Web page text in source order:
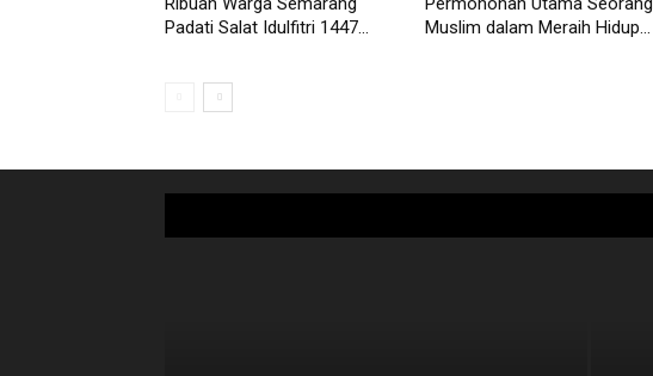
Padati Salat Idulfitri 1447...
Muslim dalam Meraih Hidup...